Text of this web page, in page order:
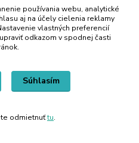
používania webu, analytické
aj na účely cielenia reklamy
vlastných preferencií
odkazom v spodnej časti
Súhlasím
odmietnuťtu.